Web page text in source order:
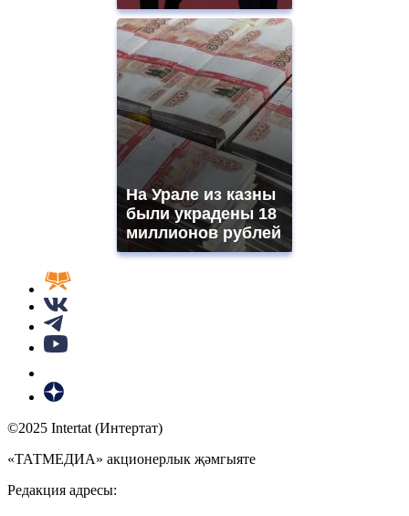
На Урале из казны
были украдены 18
миллионов рублей
©2025 Intertat (Интертат)
«ТАТМЕДИА» акционерлык җәмгыяте
Редакция адресы: